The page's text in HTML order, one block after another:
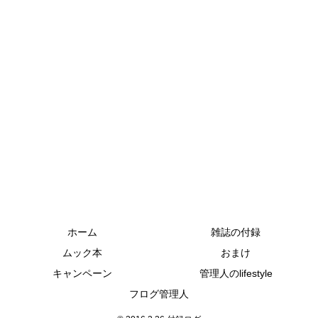
ホーム
雑誌の付録
ムック本
おまけ
キャンペーン
管理人のlifestyle
フログ管理人